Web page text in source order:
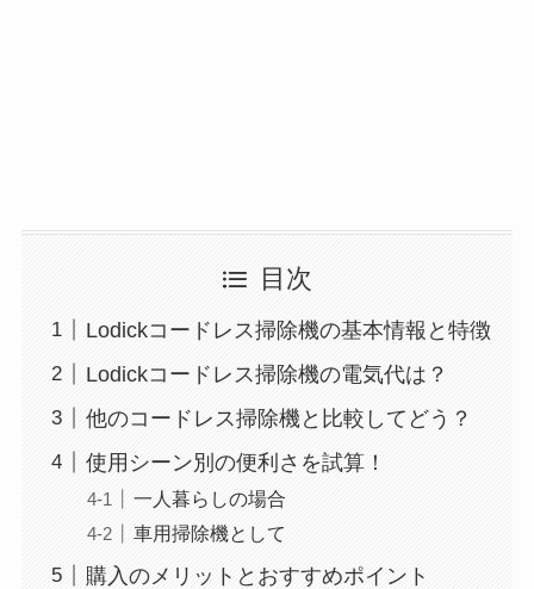
目次
Lodickコードレス掃除機の基本情報と特徴
Lodickコードレス掃除機の電気代は？
他のコードレス掃除機と比較してどう？
使用シーン別の便利さを試算！
一人暮らしの場合
車用掃除機として
購入のメリットとおすすめポイント